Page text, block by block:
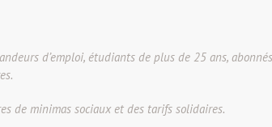
d’emploi, étudiants de plus de 25 ans,
de minimas sociaux et des tarifs solidaires.